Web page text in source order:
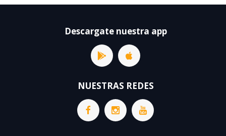
Descargate nuestra app
NUESTRAS REDES